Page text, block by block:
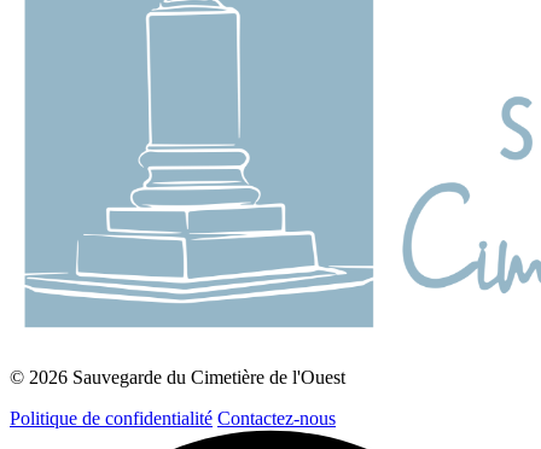
© 2026 Sauvegarde du Cimetière de l'Ouest
Politique de confidentialité Contactez-nous